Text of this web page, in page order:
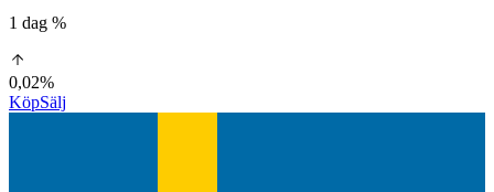
1 dag %
0,02%
KöpSälj